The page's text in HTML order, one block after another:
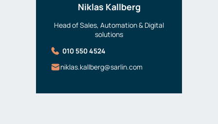
Niklas Kallberg
Head of Sales, Automation & Digital
solutions
010 550 4524
niklas.kallberg@sarlin.com